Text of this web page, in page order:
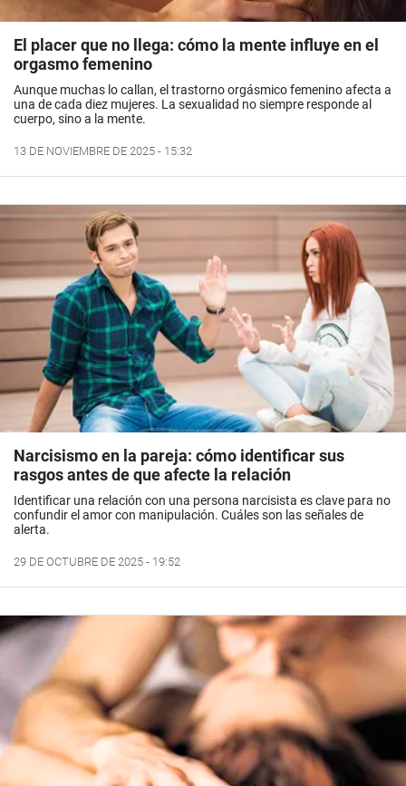
El placer que no llega: cómo la mente influye en el
orgasmo femenino
Aunque muchas lo callan, el trastorno orgásmico femenino afecta a
una de cada diez mujeres. La sexualidad no siempre responde al
cuerpo, sino a la mente.
13 DE NOVIEMBRE DE 2025 - 15:32
Narcisismo en la pareja: cómo identificar sus
rasgos antes de que afecte la relación
Identificar una relación con una persona narcisista es clave para no
confundir el amor con manipulación. Cuáles son las señales de
alerta.
29 DE OCTUBRE DE 2025 - 19:52